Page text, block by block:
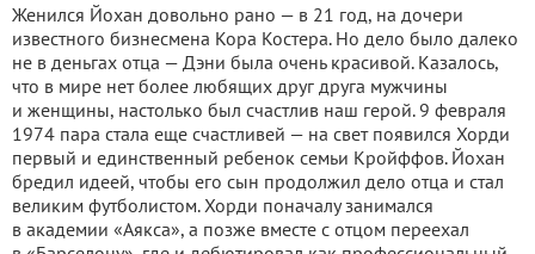
Женился Йохан довольно рано — в 21 год, на дочери
известного бизнесмена Кора Костера. Но дело было далеко
не в деньгах отца — Дэни была очень красивой. Казалось,
что в мире нет более любящих друг друга мужчины
и женщины, настолько был счастлив наш герой. 9 февраля
1974 пара стала еще счастливей — на свет появился Хорди
первый и единственный ребенок семьи Кройффов. Йохан
бредил идеей, чтобы его сын продолжил дело отца и стал
великим футболистом. Хорди поначалу занимался
в академии «Аякса», а позже вместе с отцом переехал